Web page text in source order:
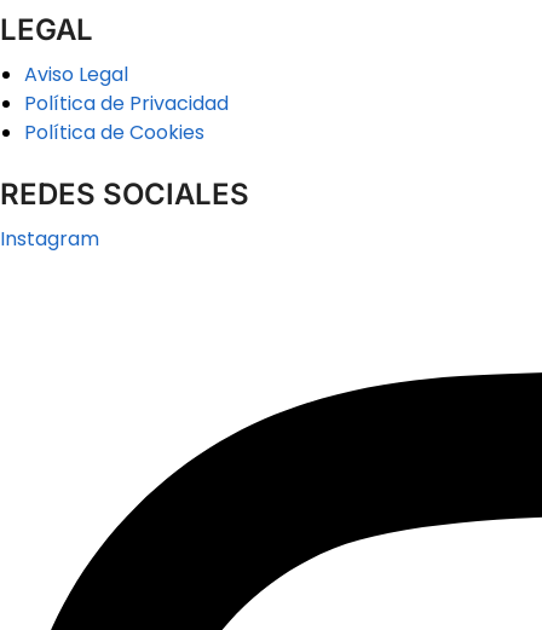
LEGAL
Aviso Legal
Política de Privacidad
Política de Cookies
REDES SOCIALES
Instagram